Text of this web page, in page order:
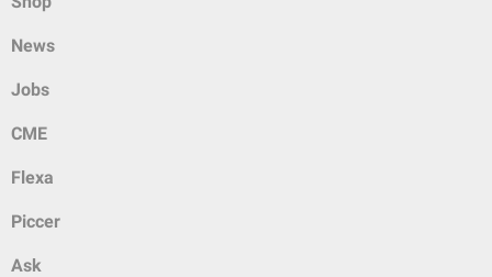
News
Jobs
CME
Flexa
Piccer
Ask